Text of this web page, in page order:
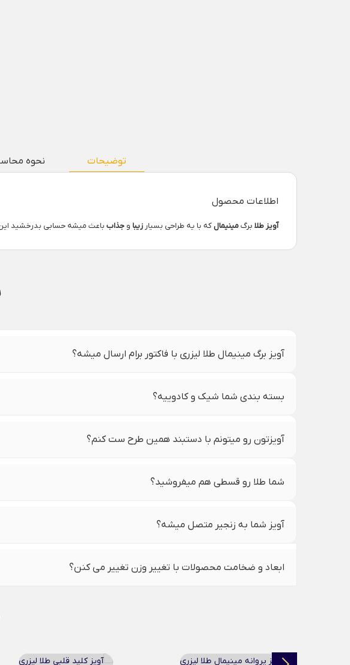
توضیحات نحوه
اطلاعات محصول
آویز طلا برگمینیمال که با یه طراحی بسیار زیبا و جذاب باعث میشه حسابی بدرخشید این
آویز برگ مینیمال طلا لیزری با فاکتور برام ارسال میشه؟
بسته بندی شما شیک و کادوییه؟
آویزتون رو میتونم با دستبند همین طرح ست کنم؟
شما طلا رو قسطی هم میفروشید؟
آویز شما به زنجیر متصل میشه؟
ابعاد و ضخامت محصولات با تغییر وزن تغییر می کنن؟